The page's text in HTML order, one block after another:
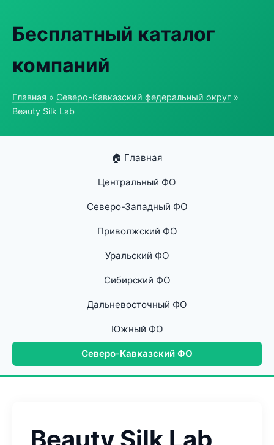
Бесплатный каталог
компаний
Главная » Северо-Кавказский федеральный округ »
Beauty Silk Lab
🏠 Главная
Центральный ФО
Северо-Западный ФО
Приволжский ФО
Уральский ФО
Сибирский ФО
Дальневосточный ФО
Южный ФО
Северо-Кавказский ФО